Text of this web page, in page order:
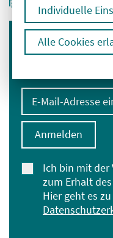
Individuelle
Alle Cookies
Immer
E-Mail-Adresse
Ich bin mit der
zum Erhalt
Hier geht es
Anmelden